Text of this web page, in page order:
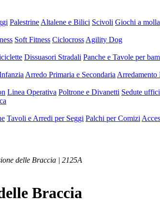
Palestrine Altalene e Bilici Scivoli Giochi a molla
Soft Fitness Ciclocross Agility Dog
Dissuasori Stradali Panche e Tavole per
Arredo Primaria e Secondaria Arredamento
Linea Operativa Poltrone e Divanetti Sedute
Tavoli e Arredi per Seggi Palchi per Comizi
delle Braccia | 2125A
Braccia